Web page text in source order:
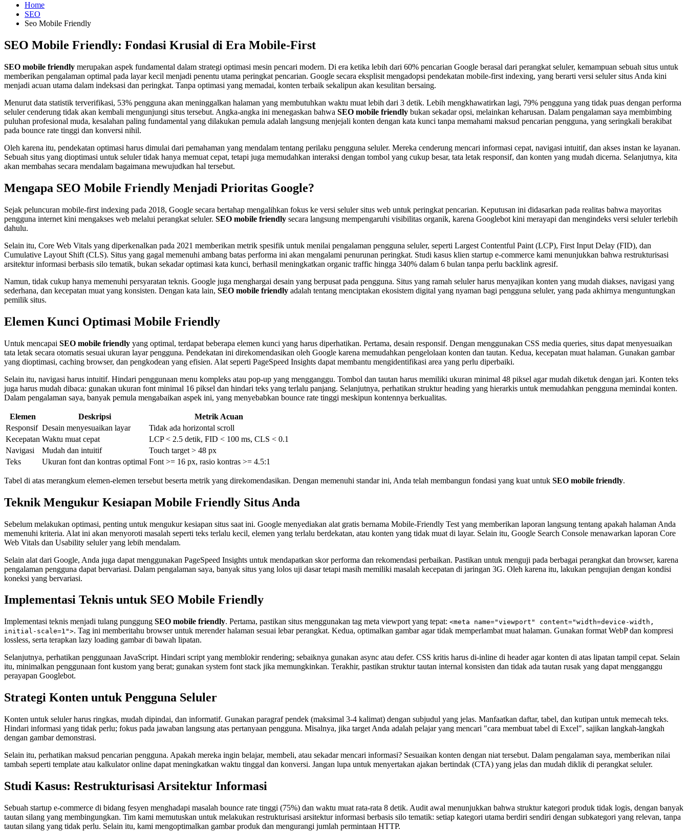
Home
SEO
Seo Mobile Friendly
SEO Mobile Friendly: Fondasi Krusial di Era Mobile-First
SEO mobile friendly merupakan aspek fundamental dalam strategi optimasi mesin pencari modern. Di era ketika lebih dari 60% pencarian Google berasal dari perangkat seluler, kemampuan sebuah situs untuk
memberikan pengalaman optimal pada layar kecil menjadi penentu utama peringkat pencarian. Google secara eksplisit mengadopsi pendekatan mobile-first indexing, yang berarti versi seluler situs Anda kini
menjadi acuan utama dalam indeksasi dan peringkat. Tanpa optimasi yang memadai, konten terbaik sekalipun akan kesulitan bersaing.
Menurut data statistik terverifikasi, 53% pengguna akan meninggalkan halaman yang membutuhkan waktu muat lebih dari 3 detik. Lebih mengkhawatirkan lagi, 79% pengguna yang tidak puas dengan performa
seluler cenderung tidak akan kembali mengunjungi situs tersebut. Angka-angka ini menegaskan bahwa SEO mobile friendly bukan sekadar opsi, melainkan keharusan. Dalam pengalaman saya membimbing
puluhan profesional muda, kesalahan paling fundamental yang dilakukan pemula adalah langsung menjejali konten dengan kata kunci tanpa memahami maksud pencarian pengguna, yang seringkali berakibat
pada bounce rate tinggi dan konversi nihil.
Oleh karena itu, pendekatan optimasi harus dimulai dari pemahaman yang mendalam tentang perilaku pengguna seluler. Mereka cenderung mencari informasi cepat, navigasi intuitif, dan akses instan ke layanan.
Sebuah situs yang dioptimasi untuk seluler tidak hanya memuat cepat, tetapi juga memudahkan interaksi dengan tombol yang cukup besar, tata letak responsif, dan konten yang mudah dicerna. Selanjutnya, kita
akan membahas secara mendalam bagaimana mewujudkan hal tersebut.
Mengapa SEO Mobile Friendly Menjadi Prioritas Google?
Sejak peluncuran mobile-first indexing pada 2018, Google secara bertahap mengalihkan fokus ke versi seluler situs web untuk peringkat pencarian. Keputusan ini didasarkan pada realitas bahwa mayoritas
pengguna internet kini mengakses web melalui perangkat seluler. SEO mobile friendly secara langsung mempengaruhi visibilitas organik, karena Googlebot kini merayapi dan mengindeks versi seluler terlebih
dahulu.
Selain itu, Core Web Vitals yang diperkenalkan pada 2021 memberikan metrik spesifik untuk menilai pengalaman pengguna seluler, seperti Largest Contentful Paint (LCP), First Input Delay (FID), dan
Cumulative Layout Shift (CLS). Situs yang gagal memenuhi ambang batas performa ini akan mengalami penurunan peringkat. Studi kasus klien startup e-commerce kami menunjukkan bahwa restrukturisasi
arsitektur informasi berbasis silo tematik, bukan sekadar optimasi kata kunci, berhasil meningkatkan organic traffic hingga 340% dalam 6 bulan tanpa perlu backlink agresif.
Namun, tidak cukup hanya memenuhi persyaratan teknis. Google juga menghargai desain yang berpusat pada pengguna. Situs yang ramah seluler harus menyajikan konten yang mudah diakses, navigasi yang
sederhana, dan kecepatan muat yang konsisten. Dengan kata lain, SEO mobile friendly adalah tentang menciptakan ekosistem digital yang nyaman bagi pengguna seluler, yang pada akhirnya menguntungkan
pemilik situs.
Elemen Kunci Optimasi Mobile Friendly
Untuk mencapai SEO mobile friendly yang optimal, terdapat beberapa elemen kunci yang harus diperhatikan. Pertama, desain responsif. Dengan menggunakan CSS media queries, situs dapat menyesuaikan
tata letak secara otomatis sesuai ukuran layar pengguna. Pendekatan ini direkomendasikan oleh Google karena memudahkan pengelolaan konten dan tautan. Kedua, kecepatan muat halaman. Gunakan gambar
yang dioptimasi, caching browser, dan pengkodean yang efisien. Alat seperti PageSpeed Insights dapat membantu mengidentifikasi area yang perlu diperbaiki.
Selain itu, navigasi harus intuitif. Hindari penggunaan menu kompleks atau pop-up yang mengganggu. Tombol dan tautan harus memiliki ukuran minimal 48 piksel agar mudah diketuk dengan jari. Konten teks
juga harus mudah dibaca: gunakan ukuran font minimal 16 piksel dan hindari teks yang terlalu panjang. Selanjutnya, perhatikan struktur heading yang hierarkis untuk memudahkan pengguna memindai konten.
Dalam pengalaman saya, banyak pemula mengabaikan aspek ini, yang menyebabkan bounce rate tinggi meskipun kontennya berkualitas.
Elemen Deskripsi
Metrik Acuan
Responsif Desain menyesuaikan layar
Tidak ada horizontal scroll
Kecepatan Waktu muat cepat
LCP < 2.5 detik, FID < 100 ms, CLS < 0.1
Navigasi
Mudah dan intuitif
Touch target > 48 px
Teks
Ukuran font dan kontras optimal Font >= 16 px, rasio kontras >= 4.5:1
Tabel di atas merangkum elemen-elemen tersebut beserta metrik yang direkomendasikan. Dengan memenuhi standar ini, Anda telah membangun fondasi yang kuat untuk SEO mobile friendly.
Teknik Mengukur Kesiapan Mobile Friendly Situs Anda
Sebelum melakukan optimasi, penting untuk mengukur kesiapan situs saat ini. Google menyediakan alat gratis bernama Mobile-Friendly Test yang memberikan laporan langsung tentang apakah halaman Anda
memenuhi kriteria. Alat ini akan menyoroti masalah seperti teks terlalu kecil, elemen yang terlalu berdekatan, atau konten yang tidak muat di layar. Selain itu, Google Search Console menawarkan laporan Core
Web Vitals dan Usability seluler yang lebih mendalam.
Selain alat dari Google, Anda juga dapat menggunakan PageSpeed Insights untuk mendapatkan skor performa dan rekomendasi perbaikan. Pastikan untuk menguji pada berbagai perangkat dan browser, karena
pengalaman pengguna dapat bervariasi. Dalam pengalaman saya, banyak situs yang lolos uji dasar tetapi masih memiliki masalah kecepatan di jaringan 3G. Oleh karena itu, lakukan pengujian dengan kondisi
koneksi yang bervariasi.
Implementasi Teknis untuk SEO Mobile Friendly
Implementasi teknis menjadi tulang punggung SEO mobile friendly. Pertama, pastikan situs menggunakan tag meta viewport yang tepat: <meta name="viewport" content="width=device-width,
initial-scale=1">. Tag ini memberitahu browser untuk merender halaman sesuai lebar perangkat. Kedua, optimalkan gambar agar tidak memperlambat muat halaman. Gunakan format WebP dan kompresi
lossless, serta terapkan lazy loading gambar di bawah lipatan.
Selanjutnya, perhatikan penggunaan JavaScript. Hindari script yang memblokir rendering; sebaiknya gunakan async atau defer. CSS kritis harus di-inline di header agar konten di atas lipatan tampil cepat. Selain
itu, minimalkan penggunaan font kustom yang berat; gunakan system font stack jika memungkinkan. Terakhir, pastikan struktur tautan internal konsisten dan tidak ada tautan rusak yang dapat mengganggu
perayapan Googlebot.
Strategi Konten untuk Pengguna Seluler
Konten untuk seluler harus ringkas, mudah dipindai, dan informatif. Gunakan paragraf pendek (maksimal 3-4 kalimat) dengan subjudul yang jelas. Manfaatkan daftar, tabel, dan kutipan untuk memecah teks.
Hindari informasi yang tidak perlu; fokus pada jawaban langsung atas pertanyaan pengguna. Misalnya, jika target Anda adalah pelajar yang mencari "cara membuat tabel di Excel", sajikan langkah-langkah
dengan gambar demonstrasi.
Selain itu, perhatikan maksud pencarian pengguna. Apakah mereka ingin belajar, membeli, atau sekadar mencari informasi? Sesuaikan konten dengan niat tersebut. Dalam pengalaman saya, memberikan nilai
tambah seperti template atau kalkulator online dapat meningkatkan waktu tinggal dan konversi. Jangan lupa untuk menyertakan ajakan bertindak (CTA) yang jelas dan mudah diklik di perangkat seluler.
Studi Kasus: Restrukturisasi Arsitektur Informasi
Sebuah startup e-commerce di bidang fesyen menghadapi masalah bounce rate tinggi (75%) dan waktu muat rata-rata 8 detik. Audit awal menunjukkan bahwa struktur kategori produk tidak logis, dengan banyak
tautan silang yang membingungkan. Tim kami memutuskan untuk melakukan restrukturisasi arsitektur informasi berbasis silo tematik: setiap kategori utama berdiri sendiri dengan subkategori yang relevan, tanpa
tautan silang yang tidak perlu. Selain itu, kami mengoptimalkan gambar produk dan mengurangi jumlah permintaan HTTP.